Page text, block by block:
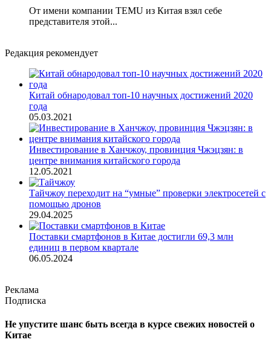
От имени компании TEMU из Китая взял себе
представителя этой...
Редакция рекомендует
Китай обнародовал топ-10 научных достижений 2020
года
05.03.2021
Инвестирование в Ханчжоу, провинция Чжэцзян: в
центре внимания китайского города
12.05.2021
Тайчжоу переходит на “умные” проверки электросетей с
помощью дронов
29.04.2025
Поставки смартфонов в Китае достигли 69,3 млн
единиц в первом квартале
06.05.2024
Реклама
Подписка
Не упустите шанс быть всегда в курсе свежих новостей о
Китае